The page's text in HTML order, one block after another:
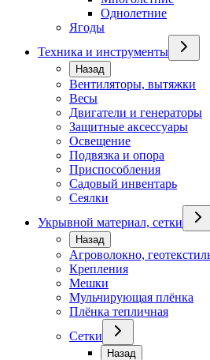
Однолетние
Ягоды
Техника и инструменты
Назад
Вентиляторы, вытяжки
Весы
Двигатели и генераторы
Защитные аксессуары
Освещение
Подвязка и опора
Приспособления
Садовый инвентарь
Сеялки
Укрывной материал, сетки
Назад
Агроволокно,
Крепления
Мешки
Мульчирующая плёнка
Плёнка тепличная
Сетки
Назад